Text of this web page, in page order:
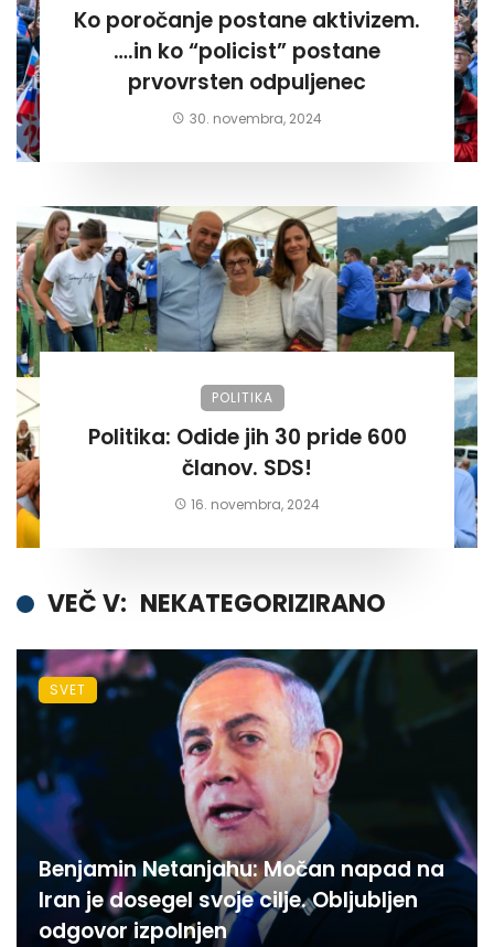
Ko poročanje postane aktivizem.
….in ko “policist” postane
prvovrsten odpuljenec
30. novembra, 2024
POLITIKA
Politika: Odide jih 30 pride 600
članov. SDS!
16. novembra, 2024
VEČ V: NEKATEGORIZIRANO
Benjamin Netanjahu: Močan napad na
Iran je dosegel svoje cilje. Obljubljen
odgovor izpolnjen
SVET